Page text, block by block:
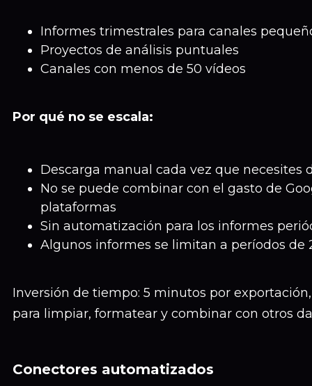
Informes trimestrales para canales
Proyectos de análisis puntuales
Canales con menos de 50 vídeos
Por qué no se escala:
Descarga manual cada vez que necesites
No se puede combinar con el gasto de
plataformas
Sin automatización para los informes
Algunos informes se limitan a períodos de
Inversión de tiempo: 5 minutos por
para limpiar, formatear y combinar con otros
Conectores automatizados